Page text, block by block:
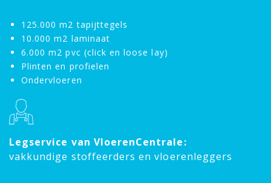
125.000 m2 tapijttegels
10.000 m2 laminaat
6.000 m2 pvc (click en loose lay)
Plinten en profielen
Ondervloeren
Legservice van VloerenCentrale:
vakkundige stoffeerders en vloerenleggers